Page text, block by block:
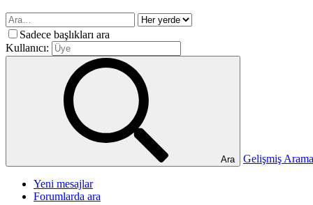
Sadece başlıkları ara
Kullanıcı:
Ara Gelişmiş
Yeni mesajlar
Forumlarda ara